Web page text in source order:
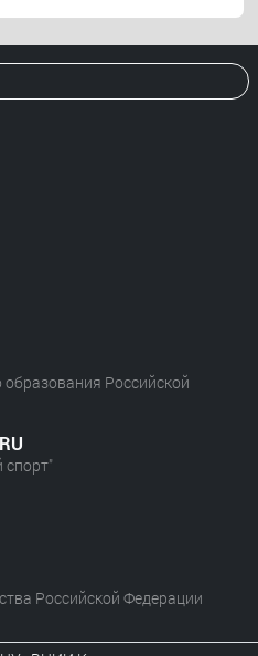
Российской
Российской Федерации